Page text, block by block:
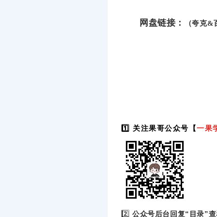
网盘链接： （夸克&
1️⃣ 关注果哥公众号【一果
2️⃣公众号后台回复“目录”